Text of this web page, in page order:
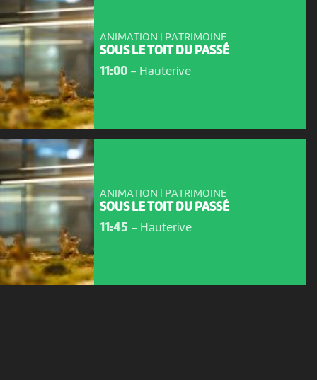
ANIMATION | PATRIMOINE
SOUS LE TOIT DU PASSÉ
11:00- Hauterive
ANIMATION | PATRIMOINE
SOUS LE TOIT DU PASSÉ
11:45 - Hauterive